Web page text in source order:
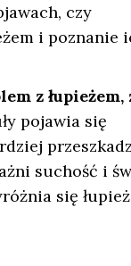
czy
i poznanie
z łupieżem,
pojawia się
suchość i
się łupież